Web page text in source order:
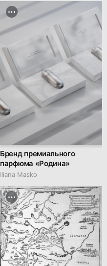
Бренд премиального
парфюма «Родина»
Iliana Masko